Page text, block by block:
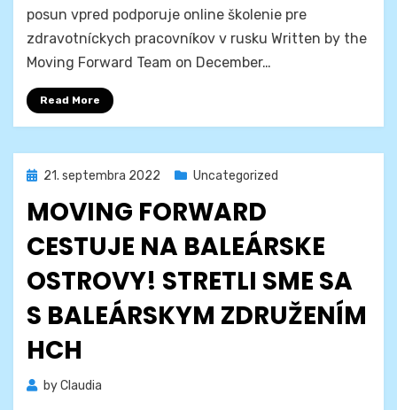
posun vpred podporuje online školenie pre
zdravotníckych pracovníkov v rusku Written by the
Moving Forward Team on December…
Read More
Posted
21. septembra 2022 Uncategorized
MOVING FORWARD
CESTUJE NA BALEÁRSKE
OSTROVY! STRETLI SME SA
S BALEÁRSKYM ZDRUŽENÍM
HCH
byClaudia